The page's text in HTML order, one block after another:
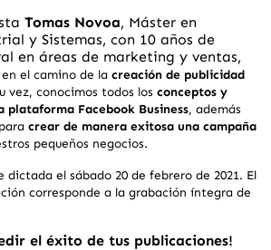
Tomas Novoa, Máster en
y Sistemas, con 10 años de
en áreas de marketing y ventas,
en el camino de la creación de publicidad
vez, conocimos todos los conceptos y
plataforma Facebook Business, además
crear de manera exitosa una campaña
pequeños negocios.
dictada el sábado 20 de febrero de 2021. El
corresponde a la grabación íntegra de
el éxito de tus publicaciones!